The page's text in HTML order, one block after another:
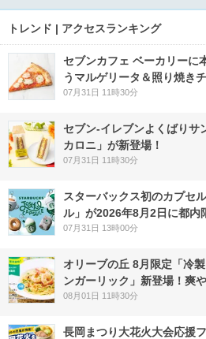
トレンド | アクセスランキング
セブンカフェ ベーカリーに
うマルゲリータ＆照り焼き
07月31日 11時30分
セブン‐イレブンよくばりサ
カロニ」が新登場！
07月31日 11時30分
スターバックス初のカプセ
ル」が2026年8月2日に都内
07月31日 13時00分
オリーブの丘 8月限定「冷
ンガーリック」新登場！爽
08月01日 11時30分
長岡まつり大花火大会応援